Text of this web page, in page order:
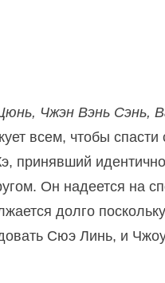
Чжэн Вэнь Сэнь,
всем, чтобы
принявший
Он надеется на
долго
Сюэ Линь, и